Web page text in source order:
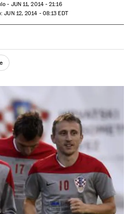
- JUN11, 2014 - 21:16
JUN12, 2014 - 08:13 EDT
Redes Sociales